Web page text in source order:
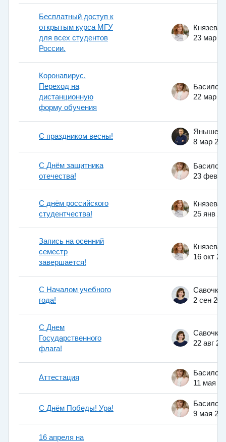
Бесплатный доступ к
открытым курса МГУ
для всех студентов
России.
23 мар
Коронавирус.
Переход на
дистанционную
форму обучения
22 мар
С праздником весны!
8 мар
С Днём защитника
отечества!
23 фев
С днём российского
студентчества!
25 янв
Запись на осенний
семестр
завершается!
16 окт
С Началом учебного
года!
2 сен
С Днем
Государственного
флага!
22 авг
Аттестация
11 мая
С Днём Победы! Ура!
9 мая
16 апреля на